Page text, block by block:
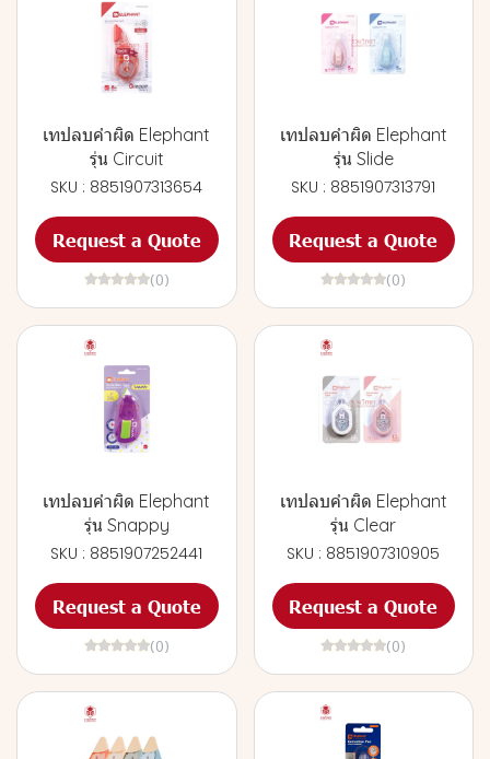
เทปลบคำผิด Elephant
รุ่น Circuit
SKU : 8851907313654
Request a Quote
(0)
เทปลบคำผิด Elephant
รุ่น Slide
SKU : 8851907313791
Request a Quote
(0)
เทปลบคำผิด Elephant
รุ่น Snappy
SKU : 8851907252441
Request a Quote
(0)
เทปลบคำผิด Elephant
รุ่น Clear
SKU : 8851907310905
Request a Quote
(0)